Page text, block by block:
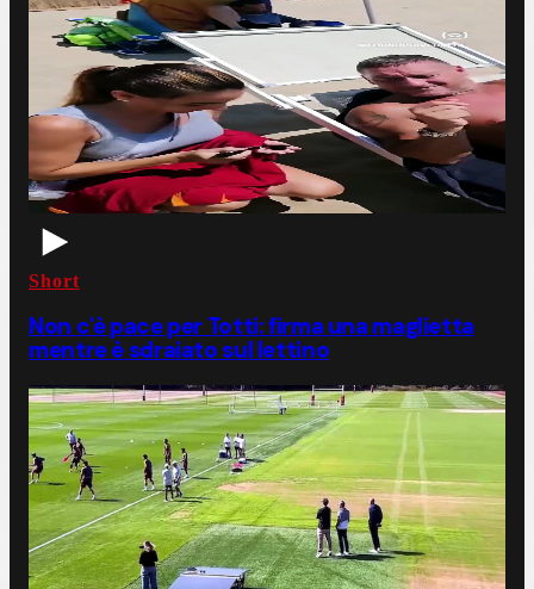
Short
Non c'è pace per Totti: firma una maglietta
mentre è sdraiato sul lettino